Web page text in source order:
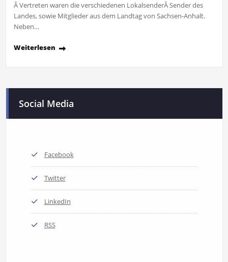
Â Vertreten waren die verschiedenen LokalsenderÂ Sender des
Landes, sowie Mitglieder aus dem Landtag von Sachsen-Anhalt.
Neben…
Weiterlesen
Social Media
Facebook
Twitter
LinkedIn
RSS